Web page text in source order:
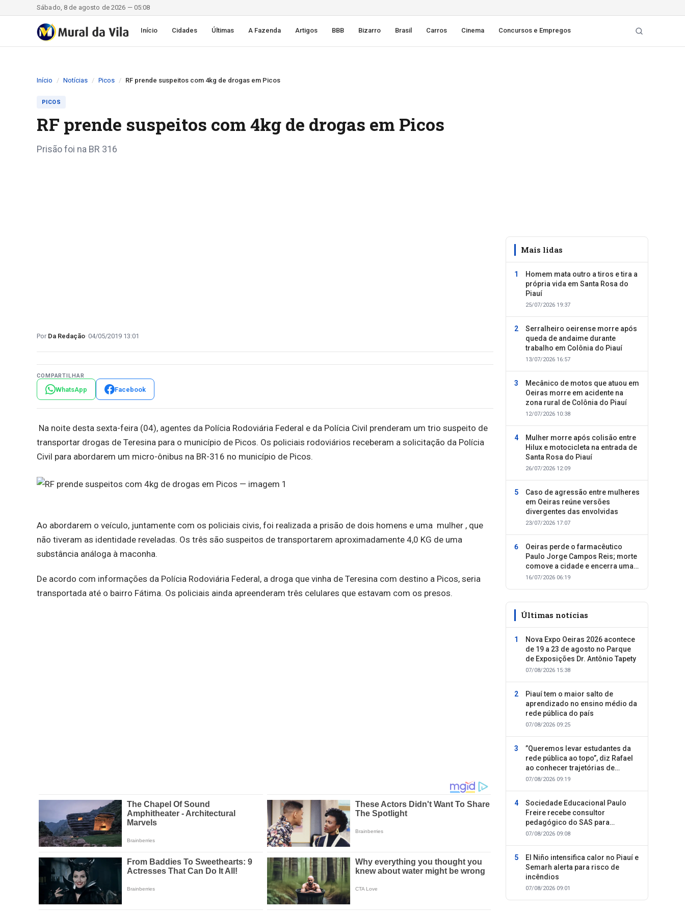
Sábado, 8 de agosto de 2026 — 05:08
Início Cidades Últimas A Fazenda Artigos BBB Bizarro Brasil Carros Cinema Concursos e Empregos
Início Notícias Picos RF prende suspeitos com 4kg de drogas em Picos
PICOS
RF prende suspeitos com 4kg de drogas em Picos
Prisão foi na BR 316
Da Redação 04/05/2019 13:01
COMPARTILHAR
WhatsApp Facebook
Na noite desta sexta-feira (04), agentes da Polícia Rodoviária Federal e da Polícia Civil prenderam um trio suspeito de
transportar drogas de Teresina para o município de Picos. Os policiais rodoviários receberam a solicitação da Polícia
Civil para abordarem um micro-ônibus na BR-316 no município de Picos.
Ao abordarem o veículo, juntamente com os policiais civis, foi realizada a prisão de dois homens e uma mulher , que
não tiveram as identidade reveladas. Os três são suspeitos de transportarem aproximadamente 4,0 KG de uma
substância análoga à maconha.
De acordo com informações da Polícia Rodoviária Federal, a droga que vinha de Teresina com destino a Picos, seria
transportada até o bairro Fátima. Os policiais ainda apreenderam três celulares que estavam com os presos.
Mais lidas
Homem mata outro a tiros e tira a
própria vida em Santa Rosa do
Piauí
25/07/2026 19:37
Serralheiro oeirense morre após
queda de andaime durante
trabalho em Colônia do Piauí
13/07/2026 16:57
Mecânico de motos que atuou em
Oeiras morre em acidente na
zona rural de Colônia do Piauí
12/07/2026 10:38
Mulher morre após colisão entre
Hilux e motocicleta na entrada de
Santa Rosa do Piauí
26/07/2026 12:09
Caso de agressão entre mulheres
em Oeiras reúne versões
divergentes das envolvidas
23/07/2026 17:07
Oeiras perde o farmacêutico
Paulo Jorge Campos Reis; morte
comove a cidade e encerra uma
trajetória dedicada ao cuidado
16/07/2026 06:19
Últimas notícias
Nova Expo Oeiras 2026 acontece
de 19 a 23 de agosto no Parque
de Exposições Dr. Antônio Tapety
07/08/2026 15:38
Piauí tem o maior salto de
aprendizado no ensino médio da
rede pública do país
07/08/2026 09:25
”Queremos levar estudantes da
rede pública ao topo”, diz Rafael
ao conhecer trajetórias de
sucesso
07/08/2026 09:19
Sociedade Educacional Paulo
Freire recebe consultor
pedagógico do SAS para
planejamento do segundo
07/08/2026 09:08
El Niño intensifica calor no Piauí e
Semarh alerta para risco de
incêndios
07/08/2026 09:01